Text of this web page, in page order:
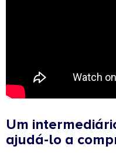
Um
ajudá-lo a